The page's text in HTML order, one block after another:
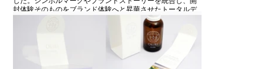
封体験そのものをブランド体験へと昇華させたトータルデ